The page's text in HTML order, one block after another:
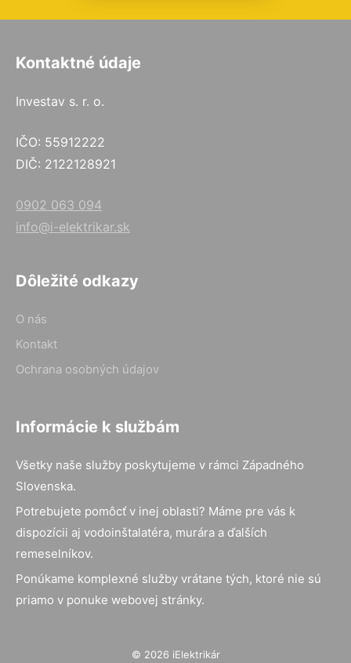
Kontaktné údaje
Investav s. r. o.
IČO: 55912222
DIČ: 2122128921
0902 063 094
info@i-elektrikar.sk
Dôležité odkazy
O nás
Kontakt
Ochrana osobných údajov
Informácie k službám
Všetky naše služby poskytujeme v rámci Západného
Slovenska.
Potrebujete pomôcť v inej oblasti? Máme pre vás k
dispozícii aj vodoinštalatéra, murára a ďalších
remeselníkov.
Ponúkame komplexné služby vrátane tých, ktoré nie sú
priamo v ponuke webovej stránky.
© 2026 iElektrikár